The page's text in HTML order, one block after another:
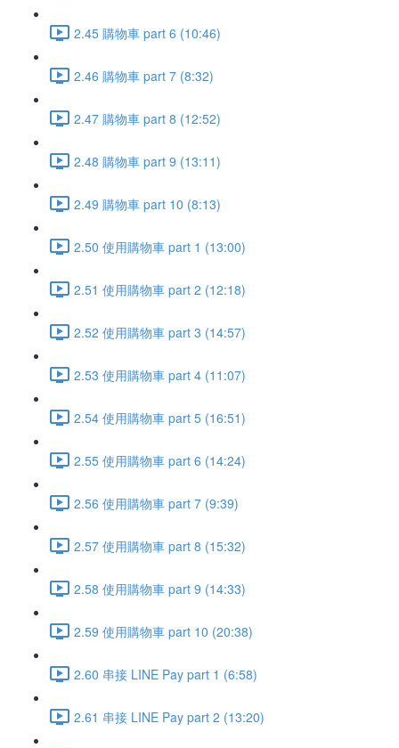
2.45 購物車 part 6 (10:46)
2.46 購物車 part 7 (8:32)
2.47 購物車 part 8 (12:52)
2.48 購物車 part 9 (13:11)
2.49 購物車 part 10 (8:13)
2.50 使用購物車 part 1 (13:00)
2.51 使用購物車 part 2 (12:18)
2.52 使用購物車 part 3 (14:57)
2.53 使用購物車 part 4 (11:07)
2.54 使用購物車 part 5 (16:51)
2.55 使用購物車 part 6 (14:24)
2.56 使用購物車 part 7 (9:39)
2.57 使用購物車 part 8 (15:32)
2.58 使用購物車 part 9 (14:33)
2.59 使用購物車 part 10 (20:38)
2.60 串接 LINE Pay part 1 (6:58)
2.61 串接 LINE Pay part 2 (13:20)